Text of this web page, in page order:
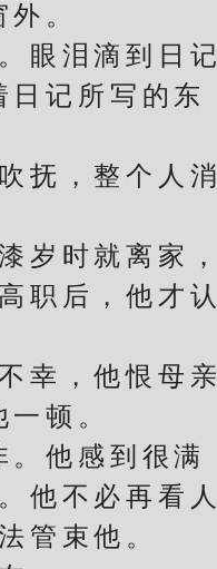
。
眼泪滴到日记
日记所写的东
抚，整个人消
时就离家，
职后，他才认
幸，他恨母亲
顿。
他感到很满
他不必再看人
管束他。